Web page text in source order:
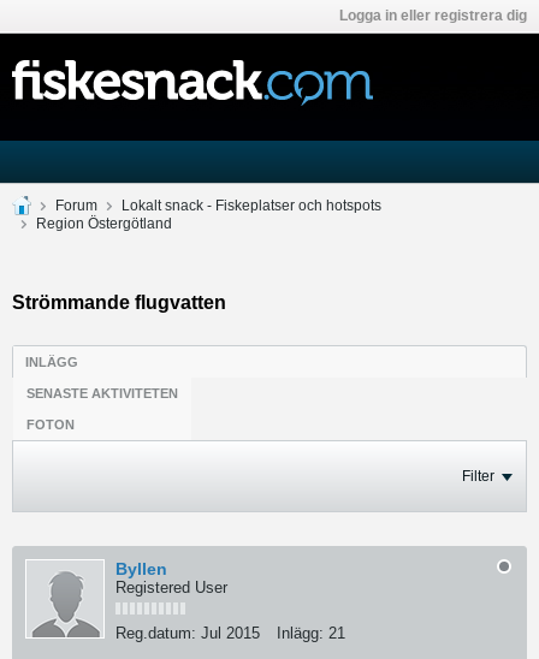
Logga in eller registrera dig
Forum
Lokalt snack - Fiskeplatser och hotspots
Region Östergötland
Strömmande flugvatten
INLÄGG
SENASTE AKTIVITETEN
FOTON
Filter
Byllen
Registered User
Reg.datum: Jul 2015 Inlägg: 21